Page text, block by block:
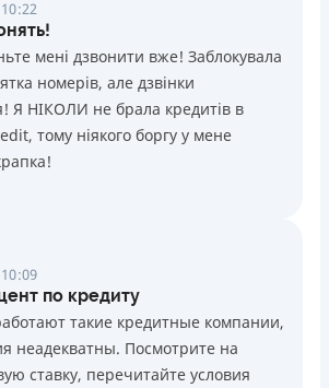
мені дзвонити вже! Заблокувала
номерів, але дзвінки
Я НІКОЛИ не брала кредитів в
тому ніякого боргу у мене
по кредиту
такие кредитные компании,
неадекватны. Посмотрите на
ставку, перечитайте условия